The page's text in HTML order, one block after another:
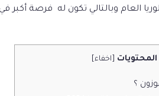
العام وبالتالي تكون له فرصة أكبر
المحتويات [اخفاء]
؟